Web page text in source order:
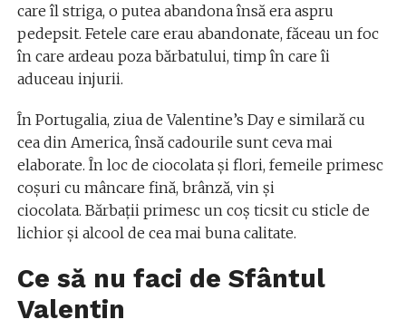
care îl striga, o putea abandona însă era aspru
pedepsit. Fetele care erau abandonate, făceau un foc
în care ardeau poza bărbatului, timp în care îi
aduceau injurii.
În Portugalia, ziua de Valentine’s Day e similară cu
cea din America, însă cadourile sunt ceva mai
elaborate. În loc de ciocolata și flori, femeile primesc
coșuri cu mâncare fină, brânză, vin și
ciocolata. Bărbații primesc un coș ticsit cu sticle de
lichior și alcool de cea mai buna calitate.
Ce să nu faci de Sfântul
Valentin